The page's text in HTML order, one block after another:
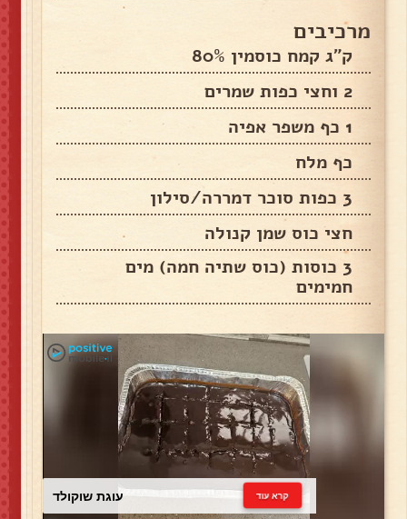
מרכיבים
ק"ג קמח כוסמין 80%
2 וחצי כפות שמרים
1 כף משפר אפיה
כף מלח
3 כפות סוכר דמררה/סילון
חצי כוס שמן קנולה
3 כוסות (כוס שתיה חמה) מים
חמימים
עוגת שוקולד קרא עוד